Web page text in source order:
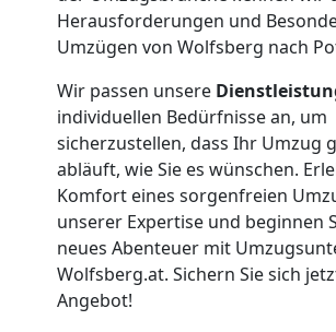
Herausforderungen und
Umzügen von Wolfsberg nach
Wir passen unsere
individuellen Bedürfnisse an, um
sicherzustellen, dass Ihr Umzug
abläuft, wie Sie es wünschen.
Komfort eines sorgenfreien
unserer Expertise und beginnen
neues Abenteuer mit
Wolfsberg.at. Sichern Sie sich
Angebot!
Wolfsberg
Büroumzug
Wolfsberg
Expressumzug